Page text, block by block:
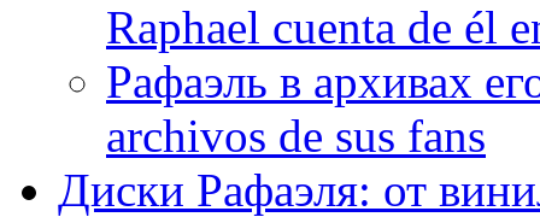
Raphael cuenta de él
Рафаэль в архивах
archivos de sus fans
Диски Рафаэля: от